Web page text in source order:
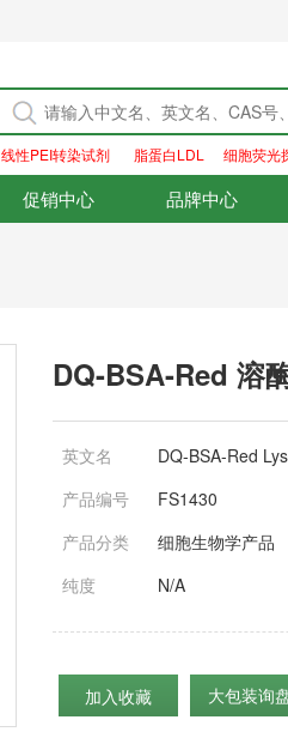
线性PEI转染试剂 脂蛋白LDL 细胞荧光
促销中心 品牌中心
DQ-BSA-Red 溶
英文名
DQ-BSA-Red
产品编号
FS1430
产品分类
细胞生物学产品
纯度
N/A
加入收藏 大包装询